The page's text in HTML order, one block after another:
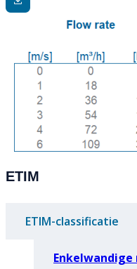
ETIM
ETIM-classificatie
Enkelwandige